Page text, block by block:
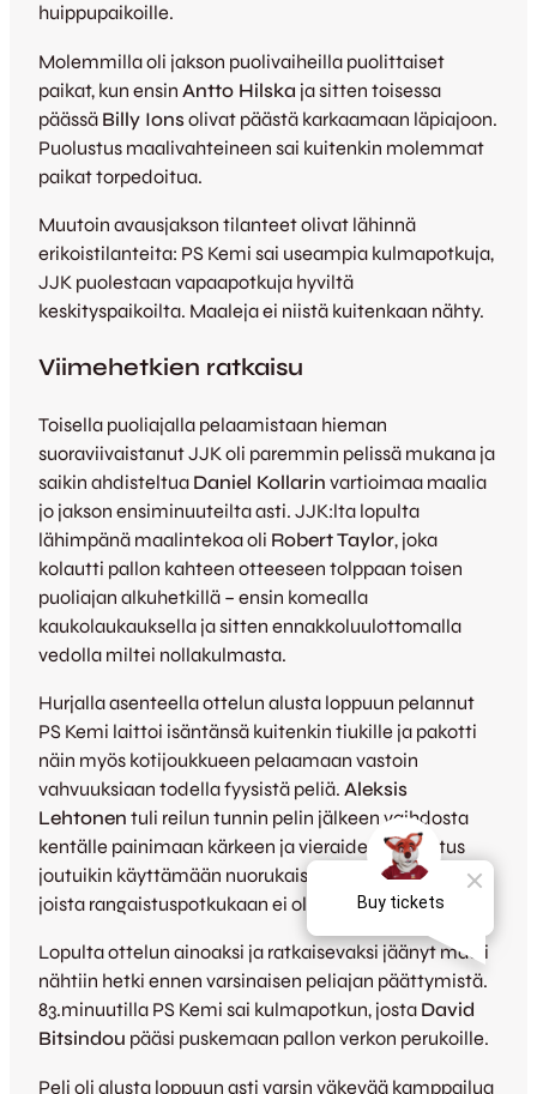
huippupaikoille.
Molemmilla oli jakson puolivaiheilla puolittaiset
paikat, kun ensin Antto Hilska ja sitten toisessa
päässä Billy Ionsolivat päästä karkaamaan läpiajoon.
Puolustus maalivahteineen sai kuitenkin molemmat
paikat torpedoitua.
Muutoin avausjakson tilanteet olivat lähinnä
erikoistilanteita: PS Kemi sai useampia kulmapotkuja,
JJK puolestaan vapaapotkuja hyviltä
keskityspaikoilta. Maaleja ei niistä kuitenkaan nähty.
Viimehetkien ratkaisu
Toisella puoliajalla pelaamistaan hieman
suoraviivaistanut JJK oli paremmin pelissä mukana ja
saikin ahdisteltua Daniel Kollarin vartioimaa maalia
jo jakson ensiminuuteilta asti. JJK:lta lopulta
lähimpänä maalintekoa oli Robert Taylor, joka
kolautti pallon kahteen otteeseen tolppaan toisen
puoliajan alkuhetkillä – ensin komealla
kaukolaukauksella ja sitten ennakkoluulottomalla
vedolla miltei nollakulmasta.
Hurjalla asenteella ottelun alusta loppuun pelannut
PS Kemi laittoi isäntänsä kuitenkin tiukille ja pakotti
näin myös kotijoukkueen pelaamaan vastoin
vahvuuksiaan todella fyysistä peliä. Aleksis
Lehtonen tuli reilun tunnin pelin jälkeen vaihdosta
kentälle painimaan kärkeen ja vieraiden puolustus
joutuikin käyttämään nuorukaiseen sellaisia otteita,
joista rangaistuspotkukaan ei ollut kaukana.
Lopulta ottelun ainoaksi ja ratkaisevaksi jäänyt maali
nähtiin hetki ennen varsinaisen peliajan päättymistä.
83.minuutilla PS Kemi sai kulmapotkun, josta David
Bitsindou pääsi puskemaan pallon verkon perukoille.
Peli oli alusta loppuun asti varsin väkevää kamppailua